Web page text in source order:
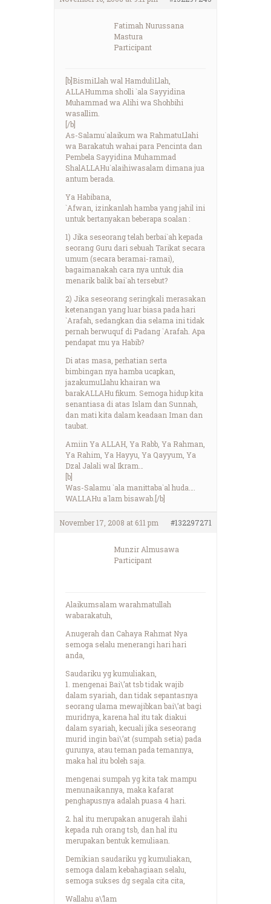
Fatimah Nurussana
Mastura
Participant
[b]BismiLlah wal HamduliLlah,
ALLAHumma sholli `ala Sayyidina
Muhammad wa Alihi wa Shohbihi
wasallim.
[/b]
As-Salamu`alaikum wa RahmatuLlahi
wa Barakatuh wahai para Pencinta dan
Pembela Sayyidina Muhammad
ShalALLAHu`alaihiwasalam dimana jua
antum berada.
Ya Habibana,
`Afwan, izinkanlah hamba yang jahil ini
untuk bertanyakan beberapa soalan :
1) Jika seseorang telah berbai`ah kepada
seorang Guru dari sebuah Tarikat secara
umum (secara beramai-ramai),
bagaimanakah cara nya untuk dia
menarik balik bai`ah tersebut?
2) Jika seseorang seringkali merasakan
ketenangan yang luar biasa pada hari
`Arafah, sedangkan dia selama ini tidak
pernah berwuquf di Padang `Arafah. Apa
pendapat mu ya Habib?
Di atas masa, perhatian serta
bimbingan nya hamba ucapkan,
jazakumuLlahu khairan wa
barakALLAHu fikum. Semoga hidup kita
senantiasa di atas Islam dan Sunnah,
dan mati kita dalam keadaan Iman dan
taubat.
Amiin Ya ALLAH, Ya Rabb, Ya Rahman,
Ya Rahim, Ya Hayyu, Ya Qayyum, Ya
Dzal Jalali wal Ikram…
[b]
Was-Salamu `ala manittaba`al huda….
WALLAHu a`lam bisawab.[/b]
November 17, 2008 at 6:11 pm #132297271
Munzir Almusawa
Participant
Alaikumsalam warahmatullah
wabarakatuh,
Anugerah dan Cahaya Rahmat Nya
semoga selalu menerangi hari hari
anda,
Saudariku yg kumuliakan,
1. mengenai Bai\’at tsb tidak wajib
dalam syariah, dan tidak sepantasnya
seorang ulama mewajibkan bai\’at bagi
muridnya, karena hal itu tak diakui
dalam syariah, kecuali jika seseorang
murid ingin bai\’at (sumpah setia) pada
gurunya, atau teman pada temannya,
maka hal itu boleh saja.
mengenai sumpah yg kita tak mampu
menunaikannya, maka kafarat
penghapusnya adalah puasa 4 hari.
2. hal itu merupakan anugerah ilahi
kepada ruh orang tsb, dan hal itu
merupakan bentuk kemuliaan.
Demikian saudariku yg kumuliakan,
semoga dalam kebahagiaan selalu,
semoga sukses dg segala cita cita,
Wallahu a\’lam